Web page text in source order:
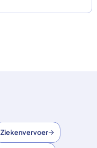
Ziekenvervoer